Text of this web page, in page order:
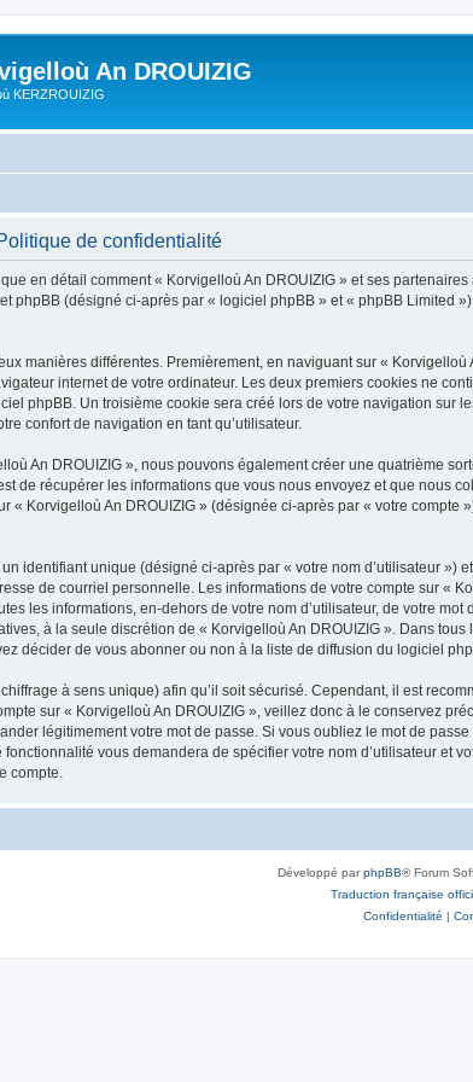
An DROUIZIG
KERZROUIZIG
de confidentialité
en détail comment « Korvigelloù An DROUIZIG » et ses
phpBB (désigné ci-après par « logiciel phpBB » et « phpBB Limited
manières différentes. Premièrement, en naviguant sur «
internet de votre ordinateur. Les deux premiers cookies ne
phpBB. Un troisième cookie sera créé lors de votre navigation sur
confort de navigation en tant qu’utilisateur.
An DROUIZIG », nous pouvons également créer une quatrième
de récupérer les informations que vous nous envoyez et que nous
« Korvigelloù An DROUIZIG » (désignée ci-après par « votre
identifiant unique (désigné ci-après par « votre nom d’utilisateur
de courriel personnelle. Les informations de votre compte sur «
les informations, en-dehors de votre nom d’utilisateur, de votre
à la seule discrétion de « Korvigelloù An DROUIZIG ». Dans
décider de vous abonner ou non à la liste de diffusion du logiciel
à sens unique) afin qu’il soit sécurisé. Cependant, il est
sur « Korvigelloù An DROUIZIG », veillez donc à le conservez
légitimement votre mot de passe. Si vous oubliez le mot de
vous demandera de spécifier votre nom d’utilisateur
compte.
Développé parphpBB® Forum
Traduction française
Confidentialité |